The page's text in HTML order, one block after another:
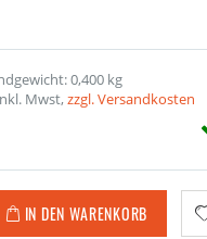
0,400 kg
Mwst,zzgl. Versandkosten
IN DEN WARENKORB